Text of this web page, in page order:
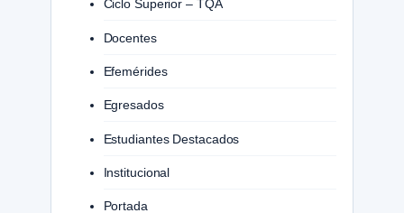
Ciclo Superior – TQA
Docentes
Efemérides
Egresados
Estudiantes Destacados
Institucional
Portada